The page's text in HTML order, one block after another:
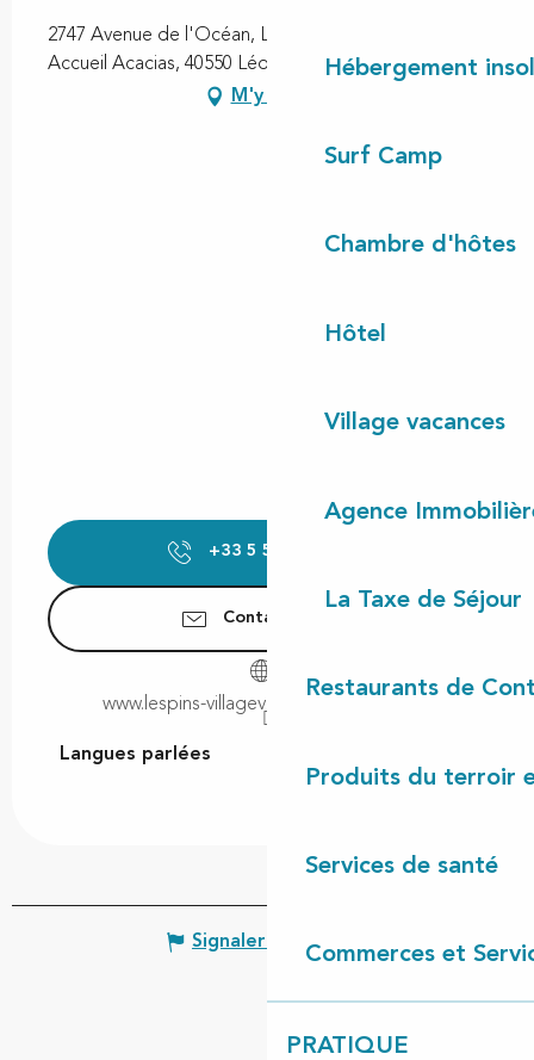
Hébergement
Surf Camp
Chambre d'hôtes
Hôtel
Village vacances
Agence
La Taxe de Séjour
Restaurants de
Produits du terroir
Services de santé
Commerces et
PRATIQUE
2747 Avenue de l'Océan, Les villages sous les pins -
Accueil Acacias, 40550 Léon
M'y rendre
+33 5 58 48 52
Contactez-nous
www.lespins-villagevacances-landes.com
Langues parlées
Langues parlées
Signaler une erreur